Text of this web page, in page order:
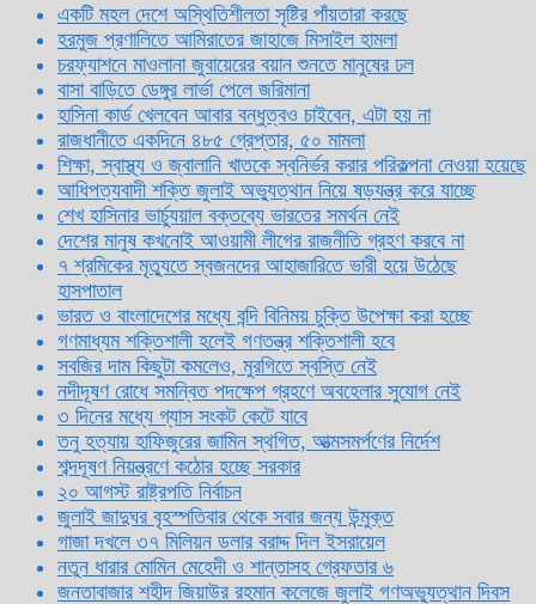
একটি মহল দেশে অস্থিতিশীলতা সৃষ্টির পাঁয়তারা করছে
হরমুজ প্রণালিতে আমিরাতের জাহাজে মিসাইল হামলা
চরফ্যাশনে মাওলানা জুবায়েরের বয়ান শুনতে মানুষের ঢল
বাসা বাড়িতে ডেঙ্গুর লার্ভা পেলে জরিমানা
হাসিনা কার্ড খেলবেন আবার বন্ধুত্বও চাইবেন, এটা হয় না
রাজধানীতে একদিনে ৪৮৫ গ্রেপ্তার, ৫০ মামলা
শিক্ষা, স্বাস্থ্য ও জ্বালানি খাতকে স্বনির্ভর করার পরিকল্পনা নেওয়া হয়েছে
আধিপত্যবাদী শক্তি জুলাই অভ্যুত্থান নিয়ে ষড়যন্ত্র করে যাচ্ছে
শেখ হাসিনার ভার্চ্যুয়াল বক্তব্যে ভারতের সমর্থন নেই
দেশের মানুষ কখনোই আওয়ামী লীগের রাজনীতি গ্রহণ করবে না
৭ শ্রমিকের মৃত্যুতে স্বজনদের আহাজারিতে ভারী হয়ে উঠেছে
হাসপাতাল
ভারত ও বাংলাদেশের মধ্যে বন্দি বিনিময় চুক্তি উপেক্ষা করা হচ্ছে
গণমাধ্যম শক্তিশালী হলেই গণতন্ত্র শক্তিশালী হবে
সবজির দাম কিছুটা কমলেও, মুরগিতে স্বস্তি নেই
নদীদূষণ রোধে সমন্বিত পদক্ষেপ গ্রহণে অবহেলার সুযোগ নেই
৩ দিনের মধ্যে গ্যাস সংকট কেটে যাবে
তনু হত্যায় হাফিজুরের জামিন স্থগিত, আত্মসমর্পণের নির্দেশ
শব্দদূষণ নিয়ন্ত্রণে কঠোর হচ্ছে সরকার
২০ আগস্ট রাষ্ট্রপতি নির্বাচন
জুলাই জাদুঘর বৃহস্পতিবার থেকে সবার জন্য উন্মুক্ত
গাজা দখলে ৩৭ মিলিয়ন ডলার বরাদ্দ দিল ইসরায়েল
নতুন ধারার মোমিন মেহেদী ও শান্তাসহ গ্রেফতার ৬
জনতাবাজার শহীদ জিয়াউর রহমান কলেজে জুলাই গণঅভ্যুত্থান দিবস